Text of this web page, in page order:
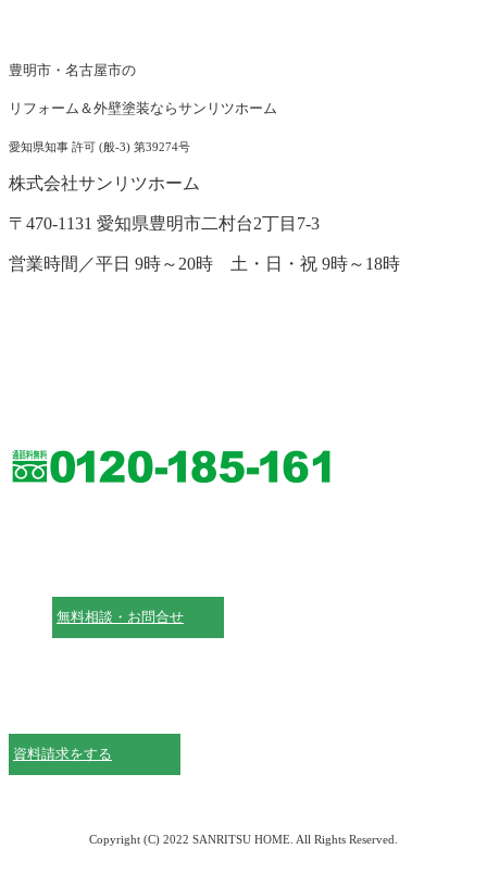
豊明市・名古屋市の
リフォーム＆外壁塗装ならサンリツホーム
愛知県知事 許可 (般-3) 第39274号
株式会社サンリツホーム
〒470-1131 愛知県豊明市二村台2丁目7-3
営業時間／平日 9時～20時 土・日・祝 9時～18時
無料相談・お問合せ
資料請求をする
Copyright (C) 2022 SANRITSU HOME . All Rights Reserved.